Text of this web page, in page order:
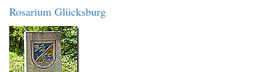
Rosarium Glücksburg